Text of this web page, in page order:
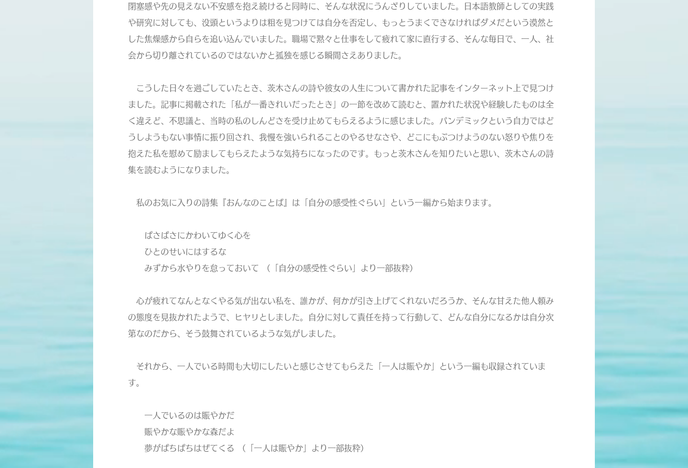
閉塞感や先の見えない不安感を抱え続けると同時に、そんな状況にうんざりしていました。日本語教師としての実践
や研究に対しても、没頭というよりは粗を見つけては自分を否定し、もっとうまくできなければダメだという漠然と
した焦燥感から自らを追い込んでいました。職場で黙々と仕事をして疲れて家に直行する、そんな毎日で、一人、社
会から切り離されているのではないかと孤独を感じる瞬間さえありました。
こうした日々を過ごしていたとき、茨木さんの詩や彼女の人生について書かれた記事をインターネット上で見つけ
ました。記事に掲載された「私が一番きれいだったとき」の一節を改めて読むと、置かれた状況や経験したものは全
く違えど、不思議と、当時の私のしんどさを受け止めてもらえるように感じました。パンデミックという自力ではど
うしようもない事情に振り回され、我慢を強いられることのやるせなさや、どこにもぶつけようのない怒りや焦りを
抱えた私を慰めて励ましてもらえたような気持ちになったのです。もっと茨木さんを知りたいと思い、茨木さんの詩
集を読むようになりました。
私のお気に入りの詩集『おんなのことば』は「自分の感受性ぐらい」という一編から始まります。
ぱさぱさにかわいてゆく心を
ひとのせいにはするな
みずから水やりを怠っておいて （「自分の感受性ぐらい」より一部抜粋）
心が疲れてなんとなくやる気が出ない私を、誰かが、何かが引き上げてくれないだろうか、そんな甘えた他人頼み
の態度を見抜かれたようで、ヒヤリとしました。自分に対して責任を持って行動して、どんな自分になるかは自分次
第なのだから、そう鼓舞されているような気がしました。
それから、一人でいる時間も大切にしたいと感じさせてもらえた「一人は賑やか」という一編も収録されていま
す。
一人でいるのは賑やかだ
賑やかな賑やかな森だよ
夢がぱちぱちはぜてくる （「一人は賑やか」より一部抜粋）